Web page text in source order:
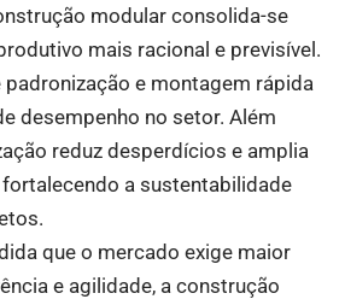
modular consolida-se
mais racional e previsível.
padronização e montagem rápida
desempenho no setor. Além
reduz desperdícios e amplia
a sustentabilidade
que o mercado exige maior
e agilidade, a construção